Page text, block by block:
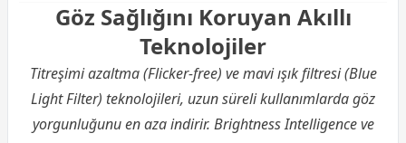
Göz Sağlığını Koruyan Akıllı
Teknolojiler
Titreşimi azaltma (Flicker-free) ve mavi ışık filtresi (Blue
Light Filter) teknolojileri, uzun süreli kullanımlarda göz
yorgunluğunu en aza indirir. Brightness Intelligence ve